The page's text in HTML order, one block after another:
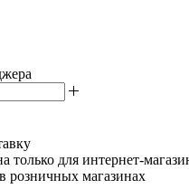
только для интернет-
розничных магазинах